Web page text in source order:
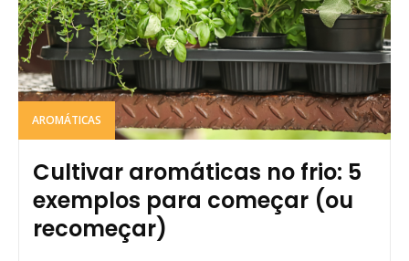
AROMÁTICAS
Cultivar aromáticas no frio: 5
exemplos para começar (ou
recomeçar)